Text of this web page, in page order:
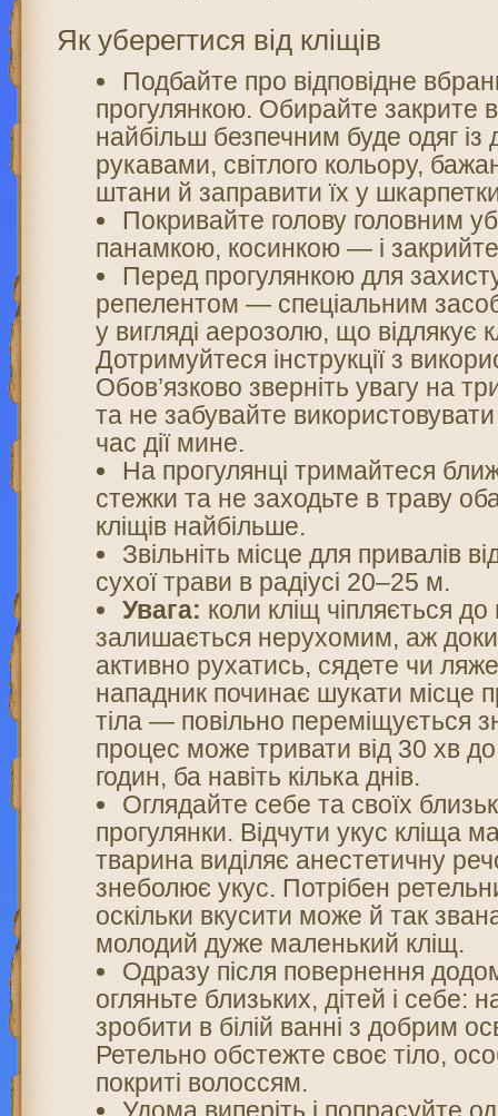
Як уберегтися від кліщів
Подбайте про відповідне
прогулянкою. Обирайте закрите
найбільш безпечним буде одяг із
рукавами, світлого кольору,
штани й заправити їх у
Покривайте голову головним
панамкою, косинкою — і
Перед прогулянкою для
репелентом — спеціальним
у вигляді аерозолю, що відлякує
Дотримуйтеся інструкції з
Обов’язково зверніть увагу на
та не забувайте
час дії мине.
На прогулянці тримайтеся
стежки та не заходьте в траву
кліщів найбільше.
Звільніть місце для привалів
сухої трави в радіусі 20–25 м.
Увага: коли кліщ чіпляється
залишається нерухомим, аж
активно рухатись, сядете чи
нападник починає шукати місце
тіла — повільно переміщується
процес може тривати від 30 хв
годин, ба навіть кілька днів.
Оглядайте себе та своїх
прогулянки. Відчути укус кліща
тварина виділяє анестетичну
знеболює укус. Потрібен
оскільки вкусити може й так
молодий дуже маленький кліщ.
Одразу після повернення
огляньте близьких, дітей і себе:
зробити в білій ванні з добрим
Ретельно обстежте своє тіло,
покриті волоссям.